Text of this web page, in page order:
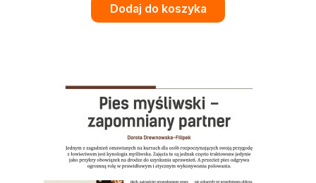
Dodaj do koszyka